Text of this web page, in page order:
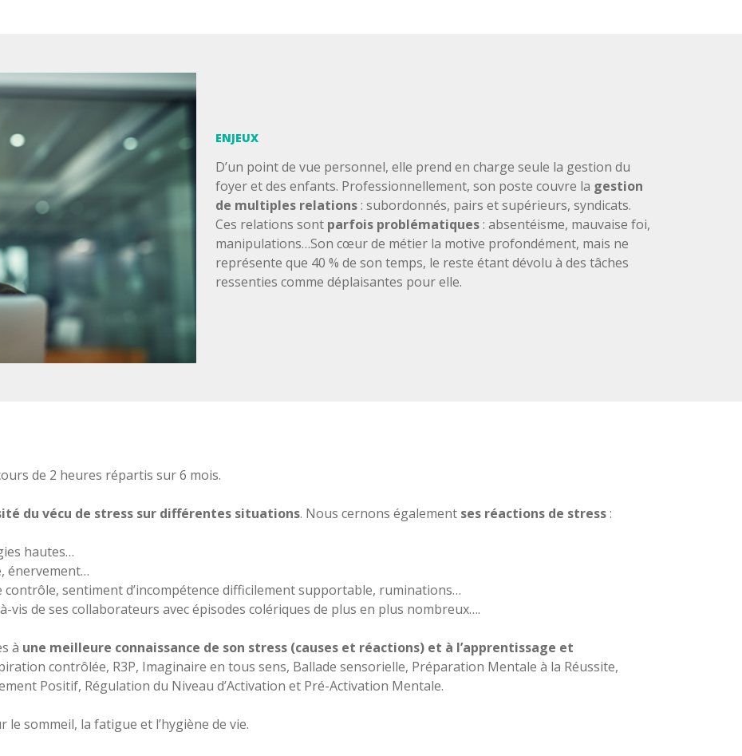
ENJEUX
D’un point de vue personnel, elle prend en charge seule la gestion du
foyer et des enfants. Professionnellement, son poste couvre la gestion
de multiples relations : subordonnés, pairs et supérieurs, syndicats.
Ces relations sont parfois problématiques : absentéisme, mauvaise foi,
manipulations…Son cœur de métier la motive profondément, mais ne
représente que 40 % de son temps, le reste étant dévolu à des tâches
ressenties comme déplaisantes pour elle.
de 2 heures répartis sur 6 mois.
du vécu de stress sur différentes situations. Nous cernons également ses réactions de stress:
hautes…
énervement…
contrôle, sentiment d’incompétence difficilement supportable, ruminations…
vis de ses collaborateurs avec épisodes colériques de plus en plus nombreux….
à une meilleure connaissance de son stress (causes et réactions) et à l’apprentissage et
contrôlée, R3P, Imaginaire en tous sens, Ballade sensorielle, Préparation Mentale à la Réussite,
Positif, Régulation du Niveau d’Activation et Pré-Activation Mentale.
sommeil, la fatigue et l’hygiène de vie.